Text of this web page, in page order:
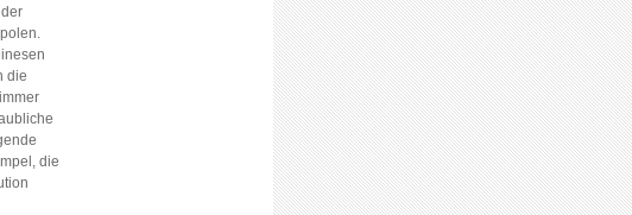
die
die